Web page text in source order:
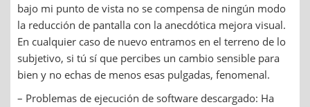
bajo mi punto de vista no se compensa de ningún modo
la reducción de pantalla con la anecdótica mejora visual.
En cualquier caso de nuevo entramos en el terreno de lo
subjetivo, si tú sí que percibes un cambio sensible para
bien y no echas de menos esas pulgadas, fenomenal.
– Problemas de ejecución de software descargado: Ha